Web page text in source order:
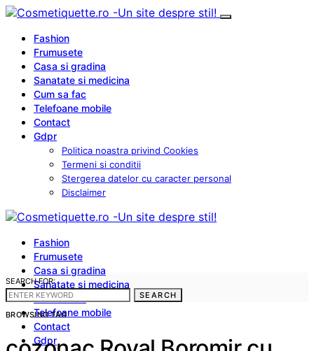
Fashion
Frumusete
Casa si gradina
Sanatate si medicina
Cum sa fac
Telefoane mobile
Contact
Gdpr
Politica noastra privind Cookies
Termeni si conditii
Stergerea datelor cu caracter personal
Disclaimer
Fashion
Frumusete
Casa si gradina
Sanatate si medicina
Cum sa fac
Telefoane mobile
Contact
Gdpr
SEARCH FOR:
SEARCH
BROWSING TAG